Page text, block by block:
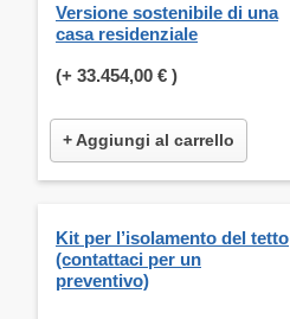
Versione sostenibile di una
casa residenziale
(+ 33.454,00 € )
+ Aggiungi al carrello
Kit per l’isolamento del tetto
(contattaci per un
preventivo)